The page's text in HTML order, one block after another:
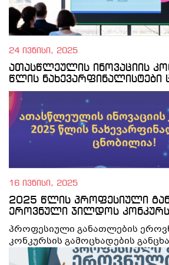
24 ივნისი, 2025
ათასწლეულის ინოვაციის
წლის ნახევარფინალისტები
16 ივნისი, 2025
2025 წლის პროფესიული
ეროვნული ჯილდოს
პროფესიული განათლების
კონკურსის გამოცხადების